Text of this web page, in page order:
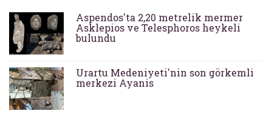
Aspendos'ta 2,20 metrelik mermer
Asklepios ve Telesphoros heykeli
bulundu
Urartu Medeniyeti'nin son görkemli
merkezi Ayanis